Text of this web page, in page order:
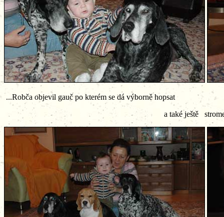
...Robča objevil gauč po kterém se dá výborně hopsat
a také ještě stromeček ze kterého